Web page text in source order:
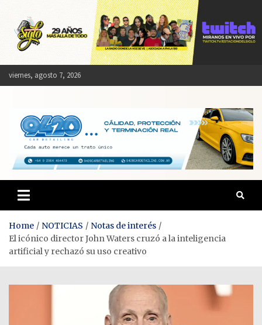
content
viernes, agosto 7, 2026
Home NOTICIAS
Notas de interés
El icónico director John Waters cruzó a la inteligencia
artificial y rechazó su uso creativo